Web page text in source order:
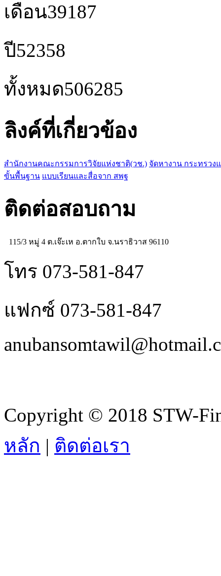
เดือน39187
ปี52358
ทั้งหมด506285
ลิงค์ที่เกี่ยวข้อง
สำนักงานคณะกรรมการวิจัยแห่งชาติ(วช.) จัดหางาน กระทรวง
ขั้นพื้นฐาน แบบเรียนและสื่อจาก สพฐ
ติดต่อสอบถาม
115/3 หมู่ 4 ต.เจ๊ะเห อ.ตากใบ จ.นราธิวาส 96110
โทร 073-581-847
แฟกซ์ 073-581-847
Copyright © 2018 STW-
หลัก | ติดต่อเรา